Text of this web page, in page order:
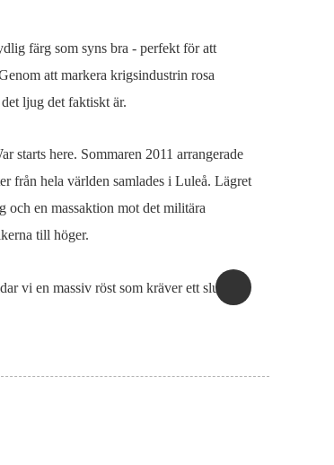
färg som syns bra - perfekt för att
att markera krigsindustrin rosa
ljug det faktiskt är.
starts here. Sommaren 2011 arrangerade
från hela världen samlades i Luleå. Lägret
och en massaktion mot det militära
till höger.
vi en massiv röst som kräver ett slut på